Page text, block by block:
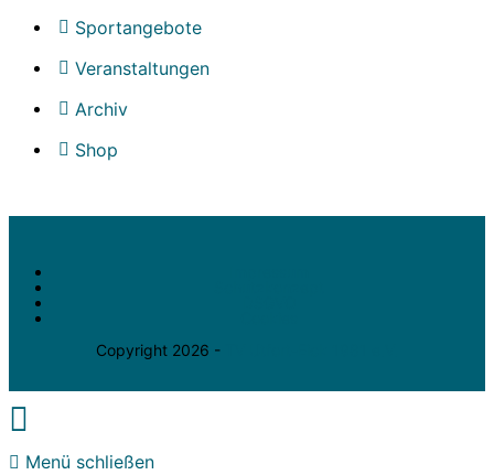
Sportangebote
Veranstaltungen
Archiv
Shop
Copyright 2026 -
Menü schließen